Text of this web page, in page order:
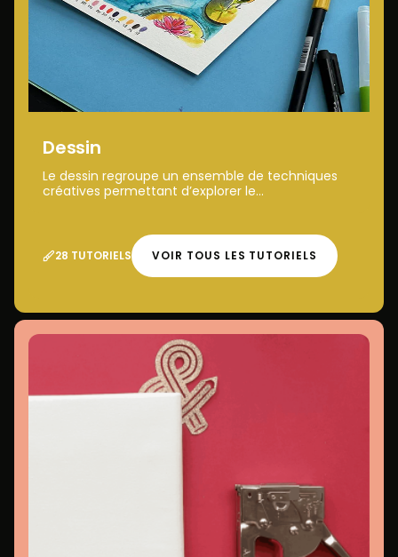
Dessin
Le dessin regroupe un ensemble de techniques
créatives permettant d’explorer le...
28 TUTORIELS VOIR TOUS LES TUTORIELS